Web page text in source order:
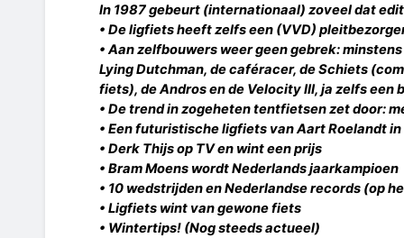
In 1987 gebeurt (internationaal) zoveel dat
• De ligfiets heeft zelfs een (VVD)
• Aan zelfbouwers weer geen gebrek:
Lying Dutchman, de caféracer, de Schiets
fiets), de Andros en de Velocity III, ja zelfs een
• De trend in zogeheten tentfietsen zet door:
• Een futuristische ligfiets van Aart Roelandt in
• Derk Thijs op TV en wint een prijs
• Bram Moens wordt Nederlands jaarkampioen
• 10 wedstrijden en Nederlandse records (op
• Ligfiets wint van gewone fiets
• Wintertips! (Nog steeds actueel)